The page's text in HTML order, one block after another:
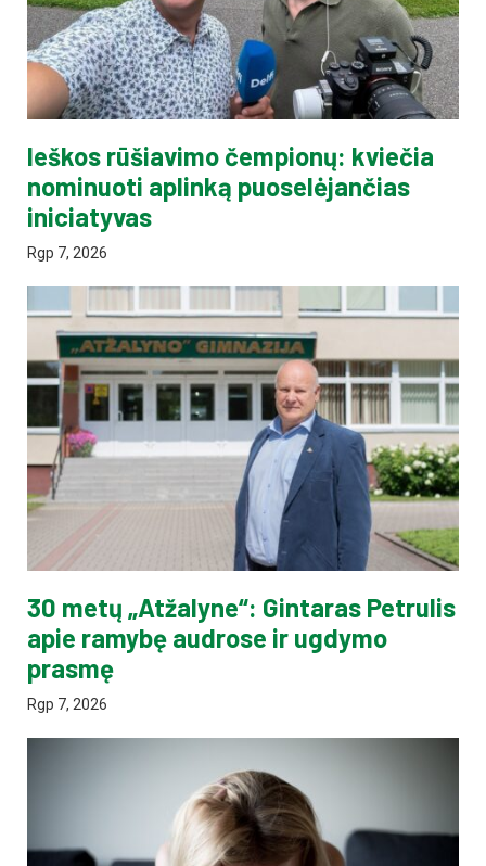
Ieškos rūšiavimo čempionų: kviečia
nominuoti aplinką puoselėjančias
iniciatyvas
Rgp 7, 2026
30 metų „Atžalyne“: Gintaras Petrulis
apie ramybę audrose ir ugdymo
prasmę
Rgp 7, 2026